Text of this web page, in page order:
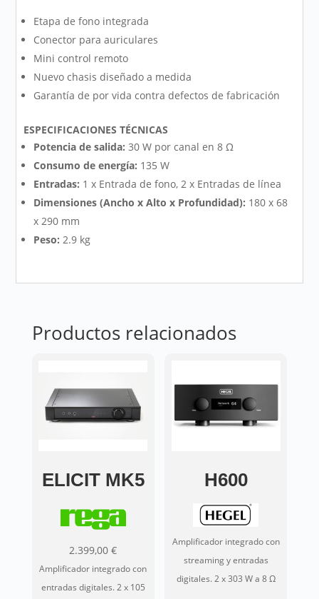
Etapa de fono integrada
Conector para auriculares
Mini control remoto
Nuevo chasis diseñado a medida
Garantía de por vida contra defectos de fabricación
ESPECIFICACIONES TÉCNICAS
Potencia de salida: 30 W por canal en 8 Ω
Consumo de energía: 135 W
Entradas: 1 x Entrada de fono, 2 x Entradas de línea
Dimensiones (Ancho x Alto x Profundidad): 180 x 68
x 290 mm
Peso: 2.9 kg
Productos relacionados
ELICIT MK5
2.399,00€
Amplificador integrado con
entradas digitales. 2 x 105
H600
Amplificador integrado con
streaming y entradas
digitales. 2 x 303 W a 8 Ω